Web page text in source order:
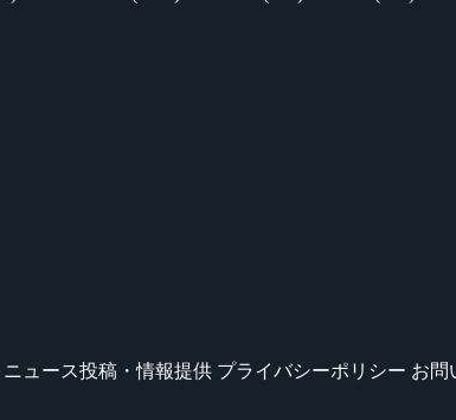
ニュース投稿・情報提供 プライバシーポリシー お問